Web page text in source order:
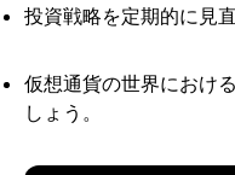
投資戦略を定期的に見
仮想通貨の世界におけ
しょう。